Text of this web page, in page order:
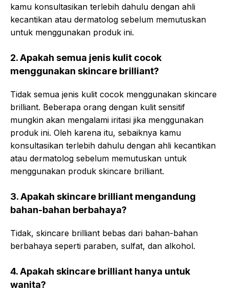
kamu konsultasikan terlebih dahulu dengan ahli
kecantikan atau dermatolog sebelum memutuskan
untuk menggunakan produk ini.
2. Apakah semua jenis kulit cocok
menggunakan skincare brilliant?
Tidak semua jenis kulit cocok menggunakan skincare
brilliant. Beberapa orang dengan kulit sensitif
mungkin akan mengalami iritasi jika menggunakan
produk ini. Oleh karena itu, sebaiknya kamu
konsultasikan terlebih dahulu dengan ahli kecantikan
atau dermatolog sebelum memutuskan untuk
menggunakan produk skincare brilliant.
3. Apakah skincare brilliant mengandung
bahan-bahan berbahaya?
Tidak, skincare brilliant bebas dari bahan-bahan
berbahaya seperti paraben, sulfat, dan alkohol.
4. Apakah skincare brilliant hanya untuk
wanita?